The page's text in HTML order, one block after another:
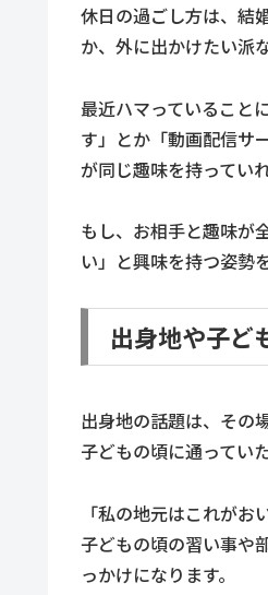
休日の過ごし方は、結
か、外に出かけたい派
最近ハマっていること
す」とか「動画配信サ
が同じ趣味を持ってい
もし、お相手と趣味が
い」と興味を持つ姿勢
出身地や子ど
出身地の話題は、その
子どもの頃に通ってい
「私の地元はこれが
子どもの頃の習い事や
っかけになります。